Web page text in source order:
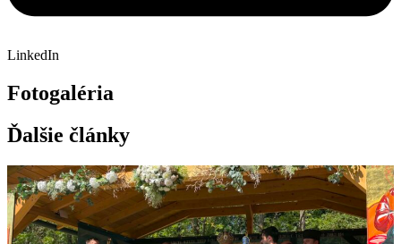
LinkedIn
Fotogaléria
Ďalšie články